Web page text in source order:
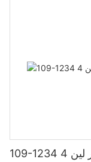
109-1234 محرك هيدروليكي إيتون 4000 شار لين 4K-